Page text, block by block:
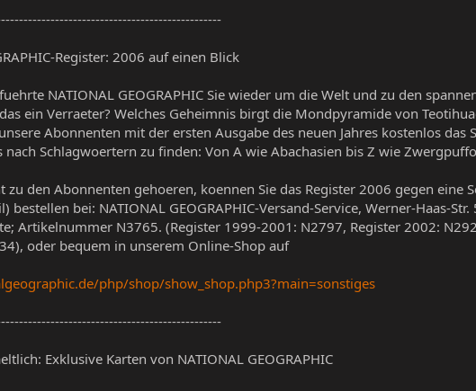
Register: 2006 auf einen Blick
NATIONAL GEOGRAPHIC Sie wieder um die Welt und zu den
ein Verraeter? Welches Geheimnis birgt die Mondpyramide von
Abonnenten mit der ersten Ausgabe des neuen Jahres kostenlos
nach Schlagwoertern zu finden: Von A wie Abachasien bis Z wie
zu den Abonnenten gehoeren, koennen Sie das Register 2006 gegen eine
bestellen bei: NATIONAL GEOGRAPHIC-Versand-Service, Werner-Haas-
Artikelnummer N3765. (Register 1999-2001: N2797, Register 2002:
oder bequem in unserem Online-Shop auf
php/shop/show_shop.php3?main=sonstiges
Exklusive Karten von NATIONAL GEOGRAPHIC